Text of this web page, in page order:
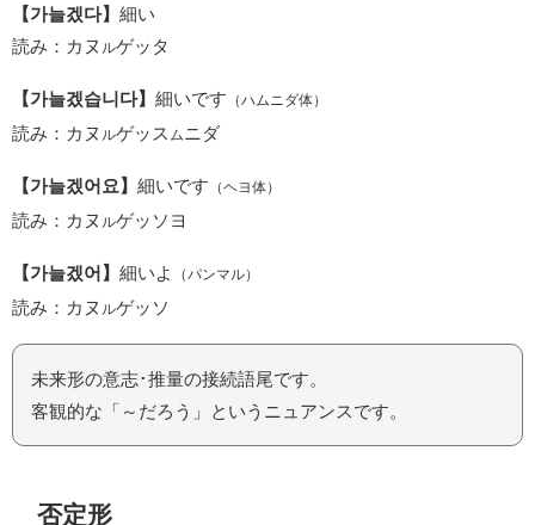
【가늘겠다】 細い
読み：カヌ ルゲッタ
【가늘겠습니다】 細いです （ハムニダ体）
読み：カヌ ルゲッス ム ニダ
【가늘겠어요】 細いです （ヘヨ体）
読み：カヌ ルゲッソヨ
【가늘겠어】 細いよ （パンマル）
読み：カヌ ルゲッソ
未来形の意志･推量の接続語尾です。
客観的な「～だろう」というニュアンスです。
否定形